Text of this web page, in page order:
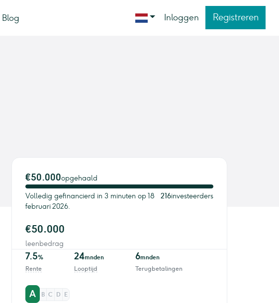
Blog Inloggen Registreren
€50.000opgehaald
Volledig gefinancierd in 3 minuten op 18
februari 2026.
216investeerders
€50.000
leenbedrag
7.5%
Rente
24mnden
Looptijd
6mnden
Terugbetalingen
A B C D
E